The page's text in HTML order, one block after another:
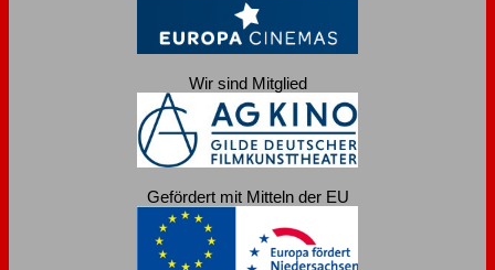
Wir sind Mitglied
Gefördert mit Mitteln der EU